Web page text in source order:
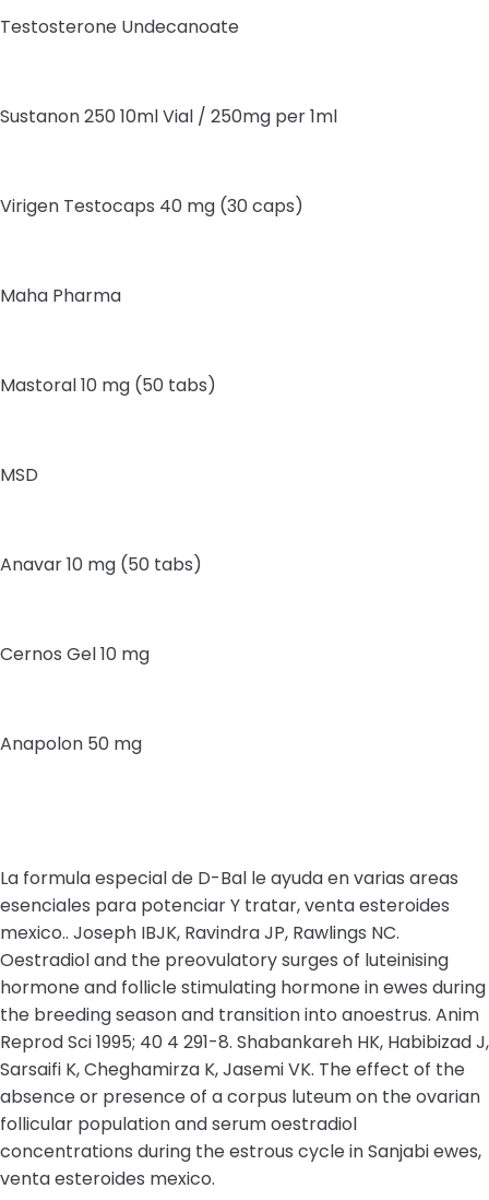
Testosterone Undecanoate
Sustanon 250 10ml Vial / 250mg per 1ml
Virigen Testocaps 40 mg (30 caps)
Maha Pharma
Mastoral 10 mg (50 tabs)
MSD
Anavar 10 mg (50 tabs)
Cernos Gel 10 mg
Anapolon 50 mg
La formula especial de D-Bal le ayuda en varias areas
esenciales para potenciar Y tratar, venta esteroides
mexico.. Joseph IBJK, Ravindra JP, Rawlings NC.
Oestradiol and the preovulatory surges of luteinising
hormone and follicle stimulating hormone in ewes during
the breeding season and transition into anoestrus. Anim
Reprod Sci 1995; 40 4 291-8. Shabankareh HK, Habibizad J,
Sarsaifi K, Cheghamirza K, Jasemi VK. The effect of the
absence or presence of a corpus luteum on the ovarian
follicular population and serum oestradiol
concentrations during the estrous cycle in Sanjabi ewes,
venta esteroides mexico.